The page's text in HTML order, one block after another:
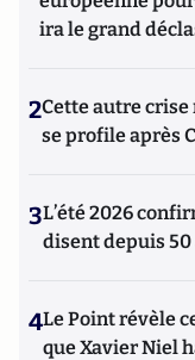
ira le grand
2Cette autre
se profile après
3L’été 2026
disent depuis 50
4Le Point révèle
que Xavier Niel